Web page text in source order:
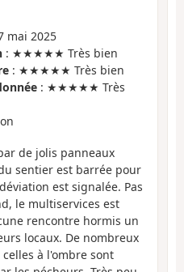
mai 2025
: ★★★★★ Très bien
: ★★★★★ Très bien
: ★★★★★ Très
de jolis panneaux
sentier est barrée pour
est signalée. Pas
le multiservices est
rencontre hormis un
locaux. De nombreux
à l'ombre sont